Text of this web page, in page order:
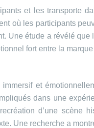
et les transporte
où les participants
Une étude a révélé
fort entre la
et
dans une
d’une scène
Une recherche a